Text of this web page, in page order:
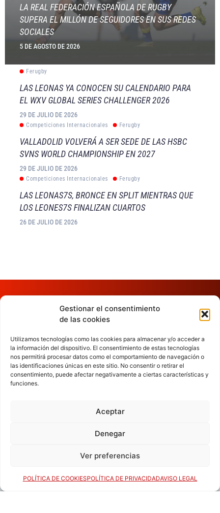
Gestionar el consentimiento
de las cookies
Utilizamos tecnologías como las cookies para almacenar y/o acceder a
la información del dispositivo. El consentimiento de estas tecnologías
nos permitirá procesar datos como el comportamiento de navegación o
las identificaciones únicas en este sitio. No consentir o retirar el
consentimiento, puede afectar negativamente a ciertas características y
funciones.
Aceptar
Denegar
Ver preferencias
POLÍTICA DE COOKIESPOLÍTICA DE PRIVACIDADAVISO LEGAL
LA REAL FEDERACIÓN ESPAÑOLA DE RUGBY
SUPERA EL MILLÓN DE SEGUIDORES EN SUS REDES
SOCIALES
5 DE AGOSTO DE 2026
Ferugby
LAS LEONAS YA CONOCEN SU CALENDARIO PARA
EL WXV GLOBAL SERIES CHALLENGER 2026
29 DE JULIO DE 2026
Competiciones Internacionales Ferugby
VALLADOLID VOLVERÁ A SER SEDE DE LAS HSBC
SVNS WORLD CHAMPIONSHIP EN 2027
29 DE JULIO DE 2026
Competiciones Internacionales Ferugby
LAS LEONAS7S, BRONCE EN SPLIT MIENTRAS QUE
LOS LEONES7S FINALIZAN CUARTOS
26 DE JULIO DE 2026
SÍGUENOS